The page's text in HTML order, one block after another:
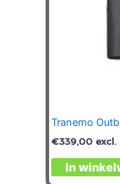
Tranemo
€339,00 excl.
In